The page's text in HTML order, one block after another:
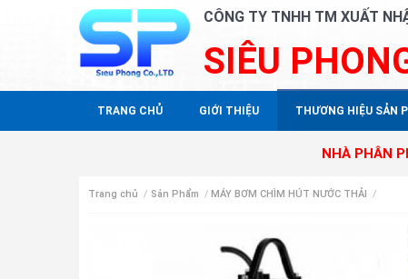
CÔNG TY TNHH TM XUẤT
SIÊU
TRANG CHỦ GIỚI THIỆU THƯƠNG HIỆU SẢN
NHÀ PHÂN PHỐI ĐỘC
Trang chủ / Sản Phẩm / MÁY BƠM CHÌM HÚT NƯỚC THẢI /